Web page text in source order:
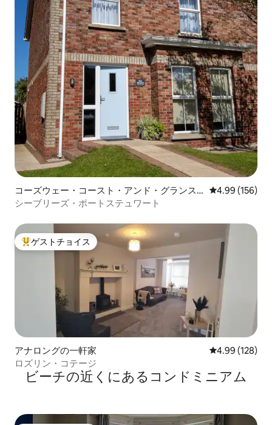
コーズウェー・コースト・アンド・グランス
の一軒家
レビュー156
4.99 (156)
シーブリーズ・ポートステュワート
大好評のゲストチョイスです。
ゲストチョイス
アナロングの一軒家 レビュー128
4.99 (128)
ロズリン・コテージ
ビーチの近くにあるコンドミニアム